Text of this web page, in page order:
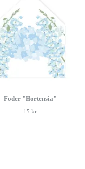
Foder "Hortensia"
15 kr